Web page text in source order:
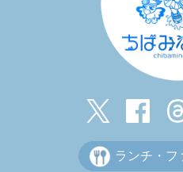
ランチ・フ